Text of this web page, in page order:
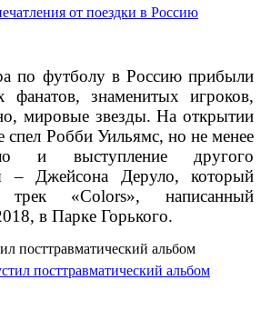
по футболу в Россию прибыли
фанатов, знаменитых игроков,
мировые звезды. На открытии
Робби Уильямс, но не менее
и выступление другого
– Джейсона Деруло, который
«Сolors», написанный
в Парке Горького.
посттравматический альбом